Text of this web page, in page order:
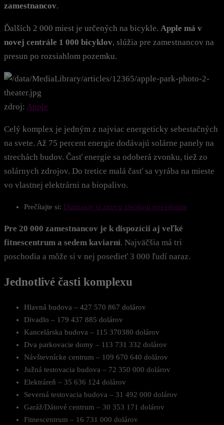
zamestnancov.
Ďalších 2 000 miest je určených na bicykle. Apple má v
novej centrále 1 000 bicyklov, slúžia pre zamestnancov na
presun po rozsiahlom pozemku.
zdroj: Apple
Celý komplex je jedným z najviac energeticky sebestačných
na svete. Až 75 percent energie dodávajú solárne panely na
strechách budov. Časť energie sa odoberá zvonku, tiež zo
solárnych zdrojov. Do tretice malá časť sa vyrába na mieste
vo vlastnej elektrárni na biopalivo.
Prečítajte si: Diamanty si znovu zlepšujú povedomie
Pre 20 000 zamestnancov je k dispozícii aj veľké
fitnescentrum a sedem kaviarní. Najväčšia má tri
poschodia a môže si v nej posedieť 3 000 ľudí naraz.
Jednotlivé časti komplexu
Hlavná budova – 427 570 867 dolárov
Divadlo – 179 437 885 dolárov
Kancelárska budova – 115 370380 dolárov
Dva parkovacie domy – 113 731 332 dolárov
Návštevnícke centrum – 109 670 640 dolárov
Južná testovacia budova – 72 350 000 dolárov
Elektráreň – 35 636 124 dolárov
Severná testovacia budova – 31 492 000 dolárov
Garáž/Dátové centrum – 30 353 171 dolárov
Fitnescentrum – 16 731 000 dolárov